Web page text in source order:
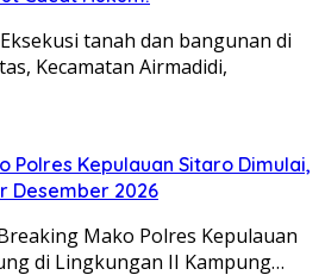
tanah dan bangunan di
Kecamatan Airmadidi,
Polres Kepulauan Sitaro Dimulai,
Desember 2026
Mako Polres Kepulauan
di Lingkungan II Kampung…